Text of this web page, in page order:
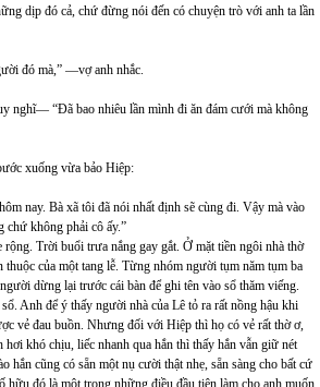
dịp đó cả, chứ đừng nói đến có chuyện trò với anh ta lần
đó mà,” —vợ anh nhắc.
nghĩ— “Đã bao nhiêu lần mình đi ăn đám cưới mà không
xuống vừa bảo Hiệp:
nay. Bà xã tôi đã nói nhất định sẽ cùng đi. Vậy mà vào
chứ không phải cô ấy.”
rộng. Trời buổi trưa nắng gay gắt. Ở mặt tiền ngôi nhà thờ
thuộc của một tang lễ. Từng nhóm người tụm năm tụm ba
dừng lại trước cái bàn để ghi tên vào sổ thăm viếng.
Anh để ý thấy người nhà của Lê tỏ ra rất nồng hậu khi
vẻ đau buồn. Nhưng đối với Hiệp thì họ có vẻ rất thờ ơ,
hơi khó chịu, liếc nhanh qua hắn thì thấy hắn vẫn giữ nét
hắn cũng có sẵn một nụ cười thật nhẹ, sẵn sàng cho bất cứ
hữu đó là một trong những điều đầu tiên làm cho anh muốn